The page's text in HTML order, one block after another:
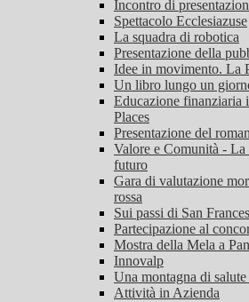
Incontro di
Spettacolo Ecclesiazuse
La squadra di robotica
Presentazione della
Idee in movimento. La
Un libro lungo un
Educazione finanziaria
Places
Presentazione del
Valore e Comunità - La
futuro
Gara di valutazione
rossa
Sui passi di San
Partecipazione al
Mostra della Mela a
Innovalp
Una montagna di salute
Attività in Azienda